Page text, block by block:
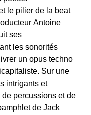
le pilier de la beat
Antoine
ses
les sonorités
un opus techno
Sur une
intrigants et
percussions et de
de Jack